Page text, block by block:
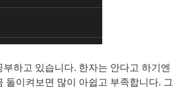
하고 있습니다. 한자는 안다고 하기엔
돌이켜보면 많이 아쉽고 부족합니다. 그